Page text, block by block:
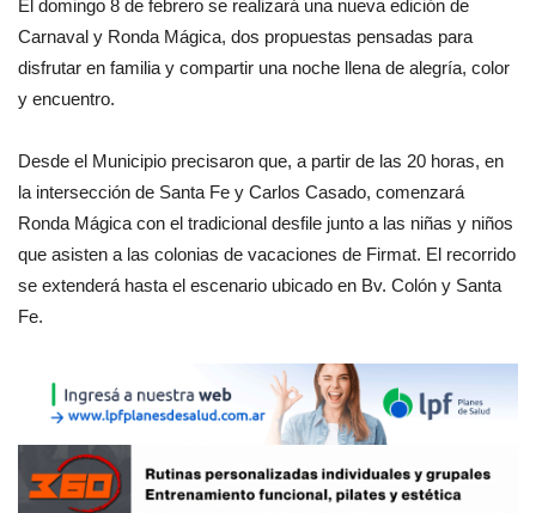
El domingo 8 de febrero se realizará una nueva edición de
Carnaval y Ronda Mágica, dos propuestas pensadas para
disfrutar en familia y compartir una noche llena de alegría, color
y encuentro.
Desde el Municipio precisaron que, a partir de las 20 horas, en
la intersección de Santa Fe y Carlos Casado, comenzará
Ronda Mágica con el tradicional desfile junto a las niñas y niños
que asisten a las colonias de vacaciones de Firmat. El recorrido
se extenderá hasta el escenario ubicado en Bv. Colón y Santa
Fe.